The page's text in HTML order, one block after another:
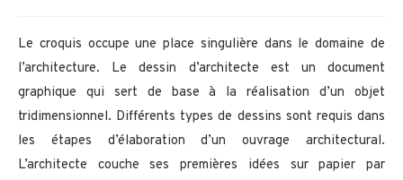
Le croquis occupe une place singulière dans le domaine de
l’architecture. Le dessin d’architecte est un document
graphique qui sert de base à la réalisation d’un objet
tridimensionnel. Différents types de dessins sont requis dans
les étapes d’élaboration d’un ouvrage architectural.
L’architecte couche ses premières idées sur papier par